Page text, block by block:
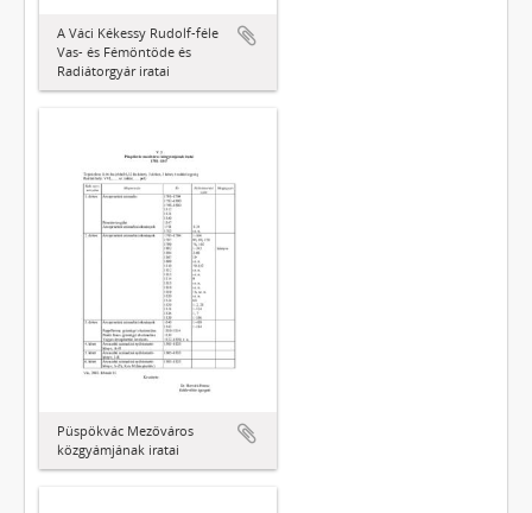
A Váci Kékessy Rudolf-féle
Vas- és Fémöntöde és
Radiátorgyár iratai
Püspökvác Mezőváros
közgyámjának iratai